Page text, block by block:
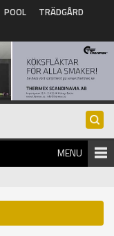
POOL
TRÄDGÅRD
MENU